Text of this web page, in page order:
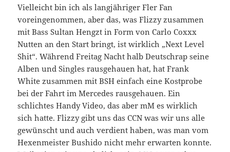
Vielleicht bin ich als langjähriger Fler Fan
voreingenommen, aber das, was Flizzy zusammen
mit Bass Sultan Hengzt in Form von Carlo Coxxx
Nutten an den Start bringt, ist wirklich „Next Level
Shit“. Während Freitag Nacht halb Deutschrap seine
Alben und Singles rausgehauen hat, hat Frank
White zusammen mit BSH einfach eine Kostprobe
bei der Fahrt im Mercedes rausgehauen. Ein
schlichtes Handy Video, das aber mM es wirklich
sich hatte. Flizzy gibt uns das CCN was wir uns alle
gewünscht und auch verdient haben, was man vom
Hexenmeister Bushido nicht mehr erwarten konnte.